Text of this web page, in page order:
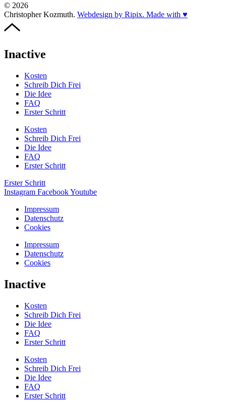
© 2026
Christopher Kozmuth. Webdesign by Ripix. Made with ♥
Inactive
Kosten
Schreib Dich Frei
Die Idee
FAQ
Erster Schritt
Kosten
Schreib Dich Frei
Die Idee
FAQ
Erster Schritt
Erster Schritt
Instagram FacebookYoutube
Impressum
Datenschutz
Cookies
Impressum
Datenschutz
Cookies
Inactive
Kosten
Schreib Dich Frei
Die Idee
FAQ
Erster Schritt
Kosten
Schreib Dich Frei
Die Idee
FAQ
Erster Schritt